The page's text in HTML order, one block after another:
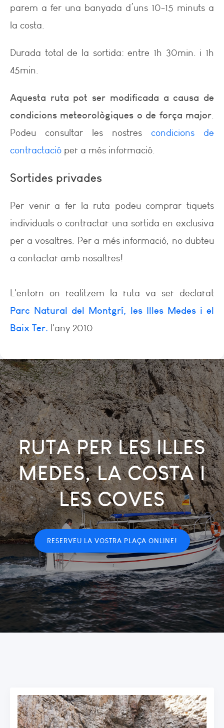
parem a fer una banyada d’uns 10-15 minuts a
la costa.
Durada total de la sortida: entre 1h 30min. i 1h
45min.
Aquesta ruta pot ser modificada a causa de
condicions meteorològiques o de força major.
Podeu consultar les nostres condicions de
contractació per a més informació.
Sortides privades
Per venir a fer la ruta podeu comprar tiquets
individuals o contractar una sortida en exclusiva
per a vosaltres. Per a més informació, no dubteu
a contactar amb nosaltres!
L'entorn on realitzem la ruta va ser declarat
Parc Natural del Montgrí, les Illes Medes i el
Baix Ter. l'any 2010
RUTA PER LES ILLES
MEDES,LA COSTA I
LES COVES
RESERVEU LA VOSTRA PLAÇA ONLINE!